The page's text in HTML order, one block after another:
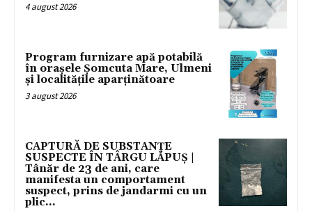
4 august 2026
Program furnizare apă potabilă
în orașele Șomcuta Mare, Ulmeni
și localitățile aparținătoare
3 august 2026
CAPTURĂ DE SUBSTANȚE
SUSPECTE ÎN TÂRGU LĂPUȘ |
Tânăr de 23 de ani, care
manifesta un comportament
suspect, prins de jandarmi cu un
plic...